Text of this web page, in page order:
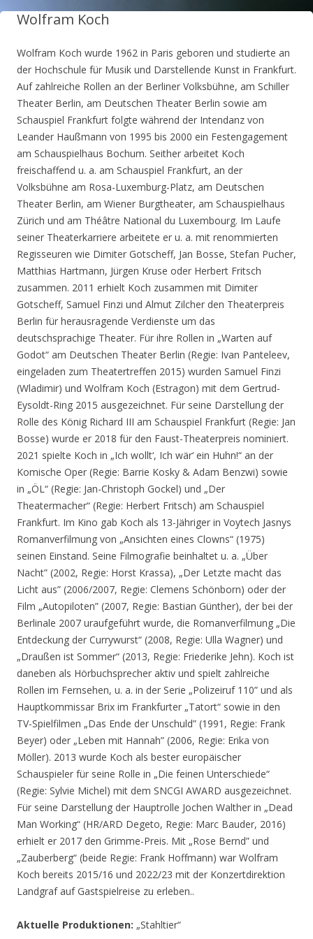
Wolfram Koch
Wolfram Koch wurde 1962 in Paris geboren und studierte an
der Hochschule für Musik und Darstellende Kunst in Frankfurt.
Auf zahlreiche Rollen an der Berliner Volksbühne, am Schiller
Theater Berlin, am Deutschen Theater Berlin sowie am
Schauspiel Frankfurt folgte während der Intendanz von
Leander Haußmann von 1995 bis 2000 ein Festengagement
am Schauspielhaus Bochum. Seither arbeitet Koch
freischaffend u. a. am Schauspiel Frankfurt, an der
Volksbühne am Rosa-Luxemburg-Platz, am Deutschen
Theater Berlin, am Wiener Burgtheater, am Schauspielhaus
Zürich und am Théâtre National du Luxembourg. Im Laufe
seiner Theaterkarriere arbeitete er u. a. mit renommierten
Regisseuren wie Dimiter Gotscheff, Jan Bosse, Stefan Pucher,
Matthias Hartmann, Jürgen Kruse oder Herbert Fritsch
zusammen. 2011 erhielt Koch zusammen mit Dimiter
Gotscheff, Samuel Finzi und Almut Zilcher den Theaterpreis
Berlin für herausragende Verdienste um das
deutschsprachige Theater. Für ihre Rollen in „Warten auf
Godot“ am Deutschen Theater Berlin (Regie: Ivan Panteleev,
eingeladen zum Theatertreffen 2015) wurden Samuel Finzi
(Wladimir) und Wolfram Koch (Estragon) mit dem Gertrud-
Eysoldt-Ring 2015 ausgezeichnet. Für seine Darstellung der
Rolle des König Richard III am Schauspiel Frankfurt (Regie: Jan
Bosse) wurde er 2018 für den Faust-Theaterpreis nominiert.
2021 spielte Koch in „Ich wollt‘, Ich wär‘ ein Huhn!“ an der
Komische Oper (Regie: Barrie Kosky & Adam Benzwi) sowie
in „ÖL“ (Regie: Jan-Christoph Gockel) und „Der
Theatermacher“ (Regie: Herbert Fritsch) am Schauspiel
Frankfurt. Im Kino gab Koch als 13-Jähriger in Voytech Jasnys
Romanverfilmung von „Ansichten eines Clowns“ (1975)
seinen Einstand. Seine Filmografie beinhaltet u. a. „Über
Nacht” (2002, Regie: Horst Krassa), „Der Letzte macht das
Licht aus” (2006/2007, Regie: Clemens Schönborn) oder der
Film „Autopiloten” (2007, Regie: Bastian Günther), der bei der
Berlinale 2007 uraufgeführt wurde, die Romanverfilmung „Die
Entdeckung der Currywurst“ (2008, Regie: Ulla Wagner) und
„Draußen ist Sommer“ (2013, Regie: Friederike Jehn). Koch ist
daneben als Hörbuchsprecher aktiv und spielt zahlreiche
Rollen im Fernsehen, u. a. in der Serie „Polizeiruf 110” und als
Hauptkommissar Brix im Frankfurter „Tatort“ sowie in den
TV-Spielfilmen „Das Ende der Unschuld” (1991, Regie: Frank
Beyer) oder „Leben mit Hannah” (2006, Regie: Erika von
Möller). 2013 wurde Koch als bester europäischer
Schauspieler für seine Rolle in „Die feinen Unterschiede“
(Regie: Sylvie Michel) mit dem SNCGI AWARD ausgezeichnet.
Für seine Darstellung der Hauptrolle Jochen Walther in „Dead
Man Working“ (HR/ARD Degeto, Regie: Marc Bauder, 2016)
erhielt er 2017 den Grimme-Preis. Mit „Rose Bernd” und
„Zauberberg“ (beide Regie: Frank Hoffmann) war Wolfram
Koch bereits 2015/16 und 2022/23 mit der Konzertdirektion
Landgraf auf Gastspielreise zu erleben..
Aktuelle Produktionen: „Stahltier“